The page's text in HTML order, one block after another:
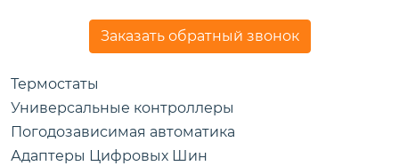
Заказать обратный звонок
Термостаты
Универсальные контроллеры
Погодозависимая автоматика
Адаптеры Цифровых Шин